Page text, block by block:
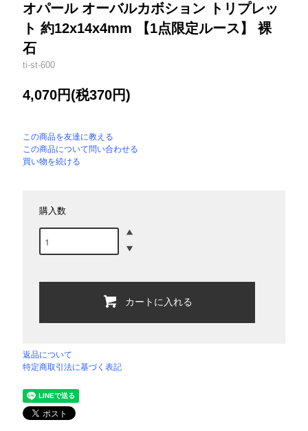
オパール オーバルカボション トリプレッ
ト 約12x14x4mm 【1点限定ルース】 裸
石
ti-st-600
4,070円(税370円)
この商品を友達に教える
この商品について問い合わせる
買い物を続ける
購入数
カートに入れる
返品について
特定商取引法に基づく表記